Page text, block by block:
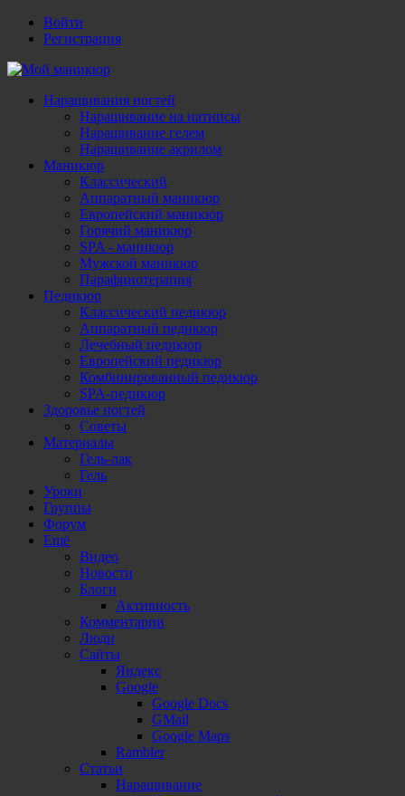
Войти
Регистрация
Наращивания ногтей
Наращивание на натипсы
Наращивание гелем
Наращивание акрилом
Маникюр
Классический
Аппаратный маникюр
Европейский маникюр
Горячий маникюр
SPA - маникюр
Мужской маникюр
Парафинотерапия
Педикюр
Классический педикюр
Аппаратный педикюр
Лечебный педикюр
Европейский педикюр
Комбинированный педикюр
SPA-педикюр
Здоровье ногтей
Советы
Материалы
Гель-лак
Гель
Уроки
Группы
Форум
Ещё
Видео
Новости
Блоги
Активность
Комментарии
Люди
Сайты
Яндекс
Google
Google Docs
GMail
Google Maps
Rambler
Статьи
Наращивание